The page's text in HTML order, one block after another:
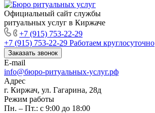
Официальный сайт службы
ритуальных услуг в Киржаче
+7 (915) 753-22-29
+7 (915) 753-22-29 Работаем круглосуточно
Заказать звонок
E-mail
info@бюро-ритуальных-услуг.рф
Адрес
г. Киржач, ул. Гагарина, 28д
Режим работы
Пн. – Пт.: с 9:00 до 18:00